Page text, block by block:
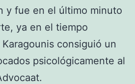
y fue en el último minuto
ya en el tiempo
consiguió un
psicológicamente al